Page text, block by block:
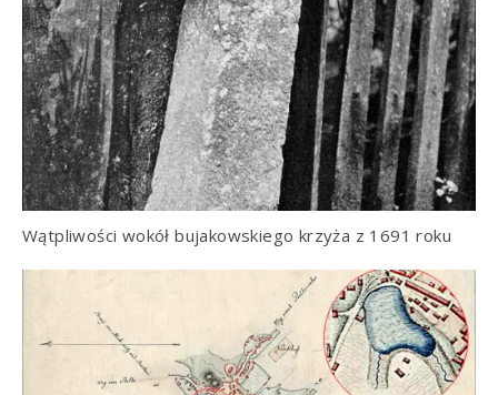
Wątpliwości wokół bujakowskiego krzyża z 1691 roku